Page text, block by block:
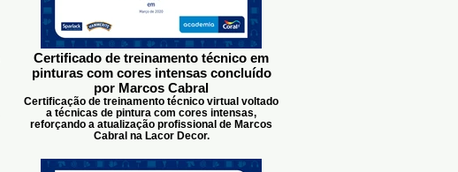
Certificado de treinamento técnico em
pinturas com cores intensas concluído
por Marcos Cabral
Certificação de treinamento técnico virtual voltado
a técnicas de pintura com cores intensas,
reforçando a atualização profissional de Marcos
Cabral na Lacor Decor.